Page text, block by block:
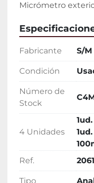
Micrómetro
Fabricante S/M
Condición
Número de
Stock
4 Unidades
Ref.
2061
Tipo